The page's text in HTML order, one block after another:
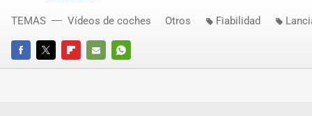
FACEBOOKTWITTERFLIPBOARD
E-
WHATSAPP
TEMAS Vídeos de coches Otros Fiabilidad